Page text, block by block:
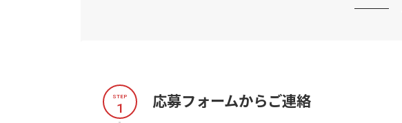
応募フォームからご連絡
STEP
1